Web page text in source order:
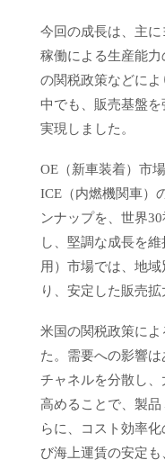
今回の成長は、主
稼働による生産能
の関税政策などに
中でも、販売基盤
実現しました。
OE（新車装着）市
ICE（内燃機関車）
ンナップを、世界
し、堅調な成長を
用）市場では、地
り、安定した販売拡
米国の関税政策に
た。需要への影響
チャネルを分散し
高めることで、製
らに、コスト効率
び海上運賃の安定